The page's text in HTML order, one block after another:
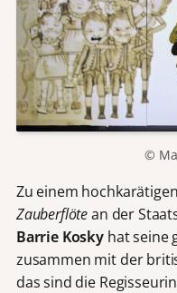
©
Zu einem
Zauberflötean der
Barrie Kosky hat seine
zusammen mit der
das sind die Regisseurin